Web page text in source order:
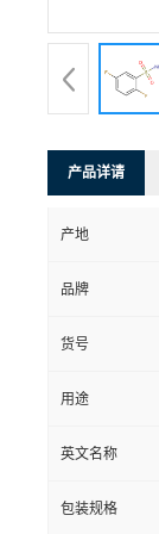
产品详请
产地
品牌
货号
用途
英文名称
包装规格